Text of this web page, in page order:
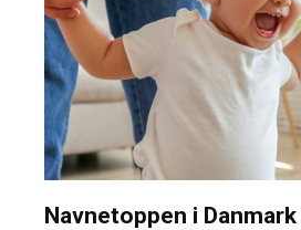
Navnetoppen i